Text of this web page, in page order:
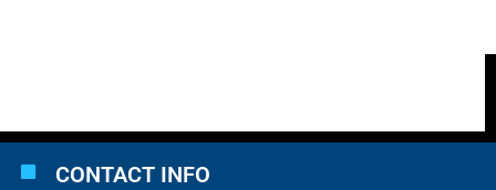
CONTACT INFO